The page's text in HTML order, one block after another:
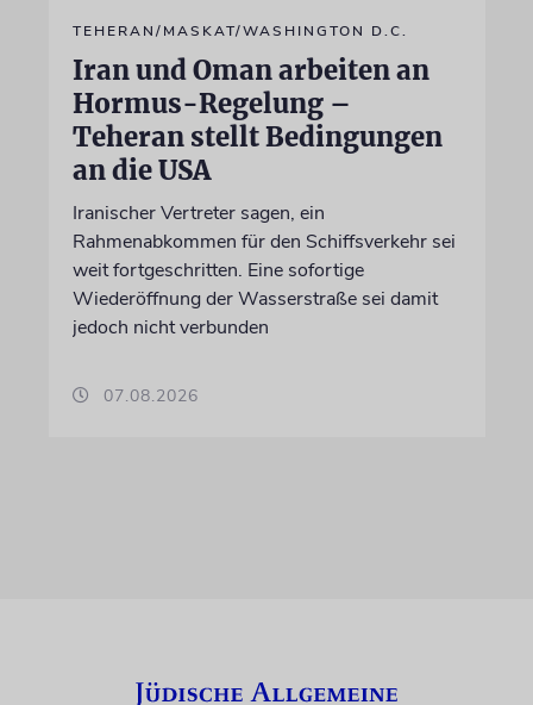
TEHERAN/MASKAT/WASHINGTON D.C.
Iran und Oman arbeiten an
Hormus-Regelung –
Teheran stellt Bedingungen
an die USA
Iranischer Vertreter sagen, ein
Rahmenabkommen für den Schiffsverkehr sei
weit fortgeschritten. Eine sofortige
Wiederöffnung der Wasserstraße sei damit
jedoch nicht verbunden
07.08.2026